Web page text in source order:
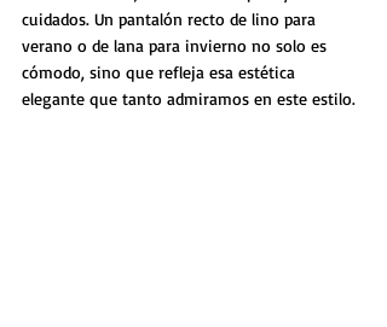
cuidados. Un pantalón recto de lino para
verano o de lana para invierno no solo es
cómodo, sino que refleja esa estética
elegante que tanto admiramos en este estilo.